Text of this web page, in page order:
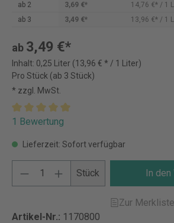
ab 2 3,69 €*
14,76 €* / 1
ab 3 3,49 €* 13,96 €* / 1
ab 3,49 €*
Inhalt: 0,25 Liter (13,96 € * / 1 Liter)
Pro Stück (ab 3 Stück)
* zzgl. MwSt.
1 Bewertung
Lieferzeit: Sofort verfügbar
Stück In den
Zur
Artikel-Nr.: 1170800